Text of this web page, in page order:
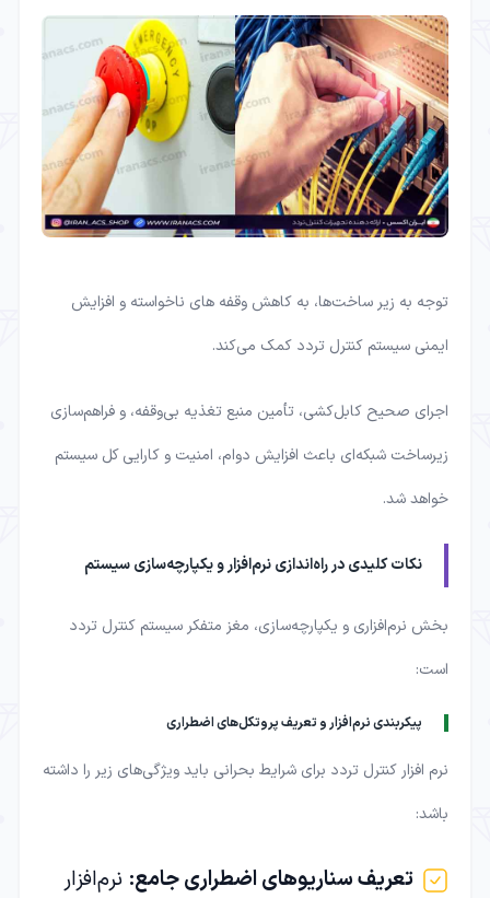
توجه به زیر ساخت‌ها، به کاهش وقفه های ناخواسته و افزایش
ایمنی سیستم کنترل تردد کمک می‌کند.
اجرای صحیح کابل‌کشی، تأمین منبع تغذیه بی‌وقفه، و فراهم‌سازی
زیرساخت شبکه‌ای باعث افزایش دوام، امنیت و کارایی کل سیستم
خواهد شد.
نکات کلیدی در راه‌اندازی نرم‌افزار و یکپارچه‌سازی سیستم
بخش نرم‌افزاری و یکپارچه‌سازی، مغز متفکر سیستم کنترل تردد
است:
پیکربندی نرم‌افزار و تعریف پروتکل‌های اضطراری
نرم افزار کنترل تردد برای شرایط بحرانی باید ویژگی‌های زیر را داشته
باشد:
تعریف سناریوهای اضطراری جامع: نرم‌افزار